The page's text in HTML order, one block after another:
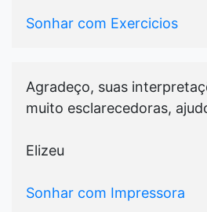
Sonhar com Exercicios
Agradeço, suas
muito esclarecedoras,
Elizeu
Sonhar com Impressora